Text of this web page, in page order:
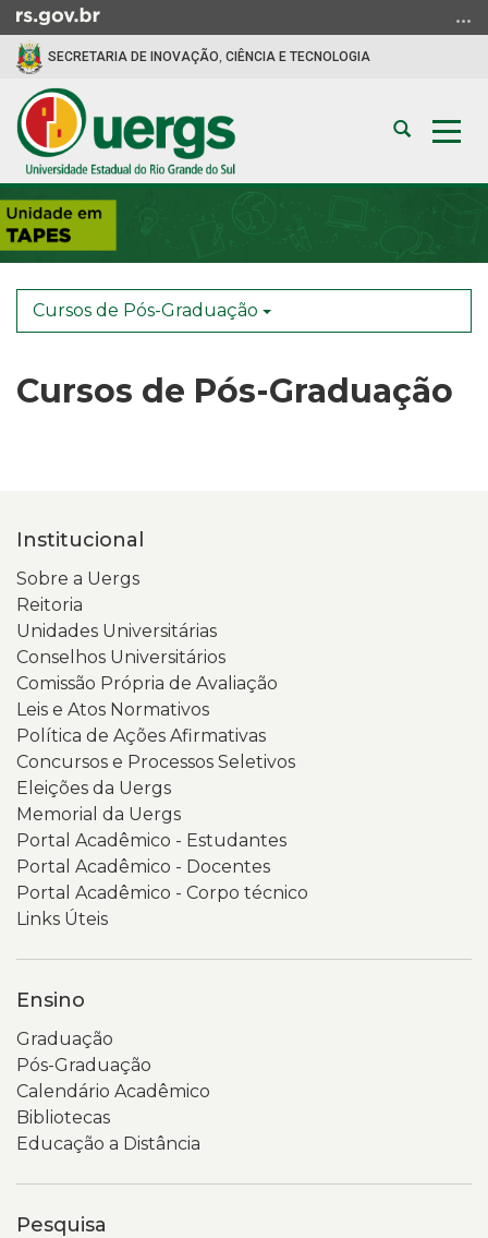
para
conteúdo
para
menu
Ir
para
busca
SECRETARIA DE INOVAÇÃO, CIÊNCIA E TECNOLOGIA
Abrir
busca
Início
do
conteúdo
Cursos de Pós-Graduação
Cursos de Pós-Graduação
Institucional
Sobre a Uergs
Reitoria
Unidades Universitárias
Conselhos Universitários
Comissão Própria de Avaliação
Leis e Atos Normativos
Política de Ações Afirmativas
Concursos e Processos Seletivos
Eleições da Uergs
Memorial da Uergs
Portal Acadêmico - Estudantes
Portal Acadêmico - Docentes
Portal Acadêmico - Corpo técnico
Links Úteis
Ensino
Graduação
Pós-Graduação
Calendário Acadêmico
Bibliotecas
Educação a Distância
Pesquisa